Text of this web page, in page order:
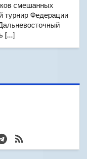
смешанных
турнир Федерации
[...]